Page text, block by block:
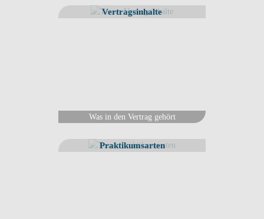
Vertragsinhalte
Was in den Vertrag gehört
Praktikumsarten